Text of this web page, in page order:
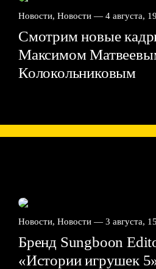
Новости, Новости — 4 августа,
Смотрим новые
Максимом
Колокольниковым
Новости, Новости — 3 августа,
Бренд Sungboon
«Истории игрушек